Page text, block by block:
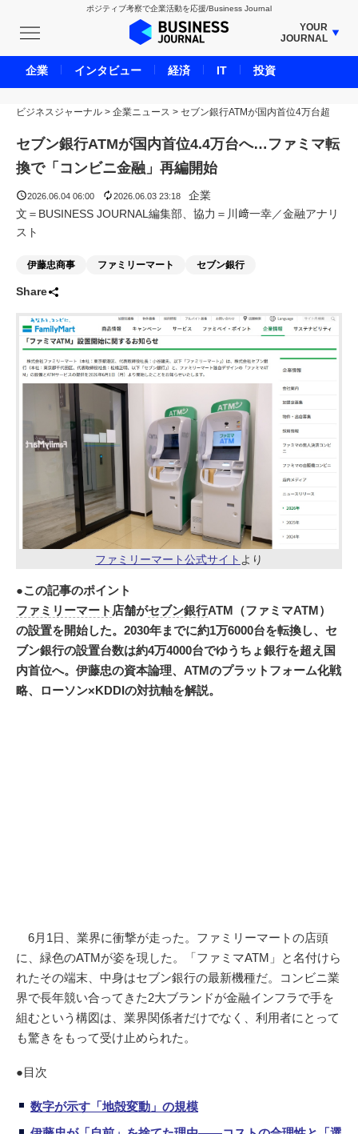
ポジティブ考察で企業活動を応援/Business Journal
YOUR
JOURNAL
BUSINESS JOURNAL
UNICORN JOURNAL
CARBON CREDITS JOURNAL
IVS JOURNAL
ENERGY MANAGEMENT JOURNAL
LIFE ENDING JOURNAL
REAL ESTATE BROKERAGE JOURNAL
ADOPTABLE DOG JOURNAL
ビジネスジャーナル > 企業ニュース > セブン銀行ATMが国内首位4万台超
セブン銀行ATMが国内首位4.4万台へ…ファミマ転
換で「コンビニ金融」再編開始
2026.06.04 06:00 2026.06.03 23:18
企業
文＝BUSINESS JOURNAL編集部、協力＝川﨑一幸／金融アナリ
スト
伊藤忠商事 ファミリーマート セブン銀行
Share
ファミリーマート公式サイト より
●この記事のポイント
ファミリーマート 店舗がセブン銀行ATM（ファミマATM）
の設置を開始した。2030年までに約1万6000台を転換し、セ
ブン銀行の設置台数は約4万4000台でゆうちょ銀行を超え国
内首位へ。伊藤忠の資本論理、ATMのプラットフォーム化戦
略、ローソン×KDDIの対抗軸を解説。
6月1日、業界に衝撃が走った。ファミリーマートの店頭
に、緑色のATMが姿を現した。「ファミマATM」と名付けら
れたその端末、中身はセブン銀行の最新機種だ。コンビニ業
界で長年競い合ってきた2大ブランドが金融インフラで手を
組むという構図は、業界関係者だけでなく、利用者にとって
も驚きをもって受け止められた。
●目次
数字が示す「地殻変動」の規模
企業 インタビュー 経済 IT 投資